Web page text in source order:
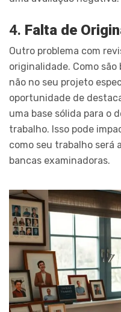
4. Falta de
Outro problema com
originalidade. Como são
não no seu projeto
oportunidade de
uma base sólida para o
trabalho. Isso pode
como seu trabalho será
bancas examinadoras.